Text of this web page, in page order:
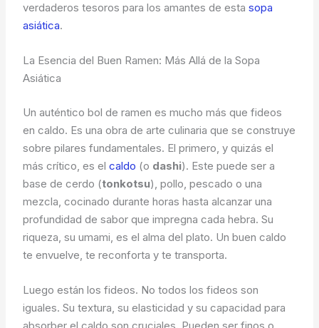
verdaderos tesoros para los amantes de estasopa
asiática.
La Esencia del Buen Ramen: Más Allá de la Sopa
Asiática
Un auténtico bol de ramen es mucho más que fideos
en caldo. Es una obra de arte culinaria que se construye
sobre pilares fundamentales. El primero, y quizás el
más crítico, es elcaldo (o dashi). Este puede ser a
base de cerdo (tonkotsu), pollo, pescado o una
mezcla, cocinado durante horas hasta alcanzar una
profundidad de sabor que impregna cada hebra. Su
riqueza, su umami, es el alma del plato. Un buen caldo
te envuelve, te reconforta y te transporta.
Luego están los fideos. No todos los fideos son
iguales. Su textura, su elasticidad y su capacidad para